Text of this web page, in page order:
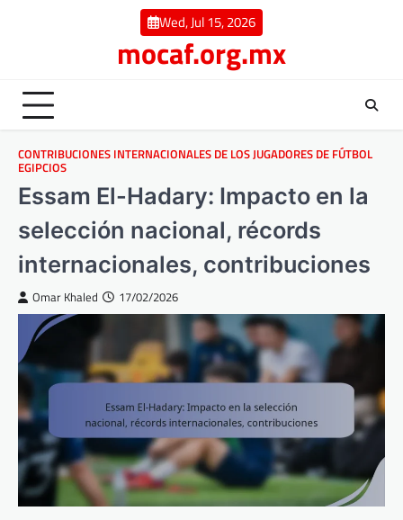
Wed, Jul 15, 2026
mocaf.org.mx
CONTRIBUCIONES INTERNACIONALES DE LOS JUGADORES DE FÚTBOL
EGIPCIOS
Essam El-Hadary: Impacto en la
selección nacional, récords
internacionales, contribuciones
Omar Khaled 17/02/2026